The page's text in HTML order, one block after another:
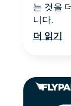
는 것을
니다.
더 읽기